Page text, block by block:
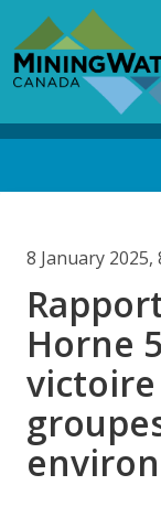
main
content
8 January 2025,
Horne
victoire